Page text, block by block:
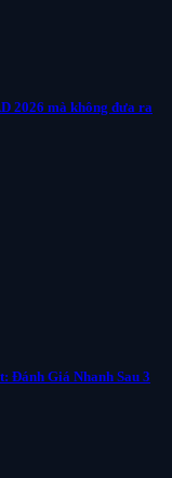
2026 mà không đưa ra
Đánh Giá Nhanh Sau 3